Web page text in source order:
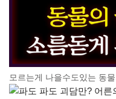
모르는게 나을수도있는 동